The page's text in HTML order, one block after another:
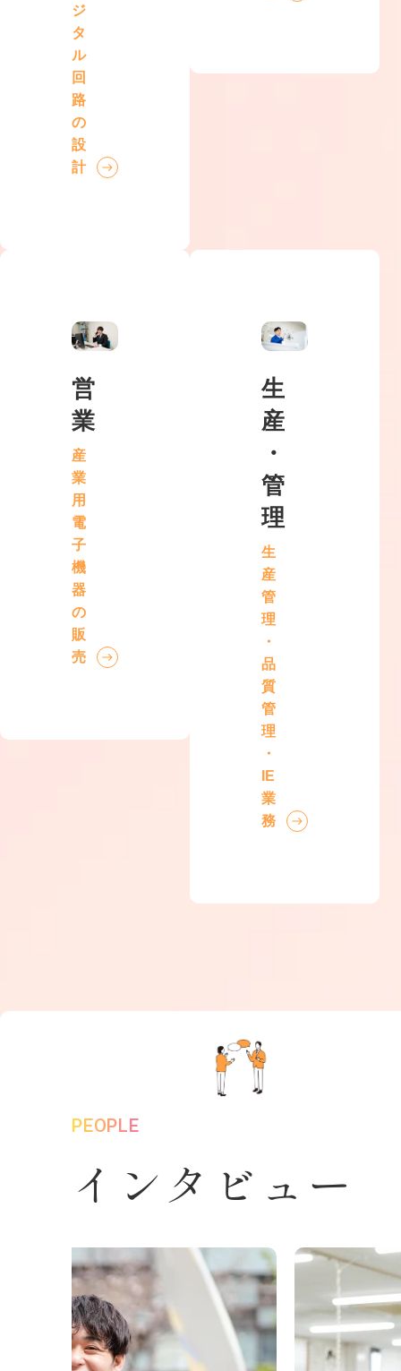
ジ
タ
ル
回
路
の
設
計
営
業
産
業
用
電
子
機
器
の
販
売
生
産
・
管
理
生
産
管
理
・
品
質
管
理
・
IE
業
務
PEOPLE
インタビュー